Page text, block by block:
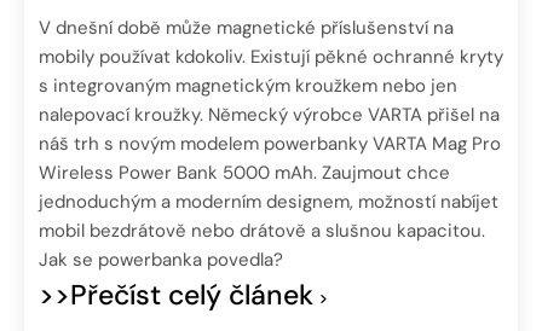
V dnešní době může magnetické příslušenství na
mobily používat kdokoliv. Existují pěkné ochranné kryty
s integrovaným magnetickým kroužkem nebo jen
nalepovací kroužky. Německý výrobce VARTA přišel na
náš trh s novým modelem powerbanky VARTA Mag Pro
Wireless Power Bank 5000 mAh. Zaujmout chce
jednoduchým a moderním designem, možností nabíjet
mobil bezdrátově nebo drátově a slušnou kapacitou.
Jak se powerbanka povedla?
>>Přečíst celý článek